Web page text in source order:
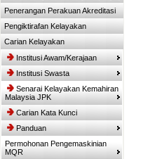
Penerangan Perakuan Akreditasi
Pengiktirafan Kelayakan
Carian Kelayakan
Institusi Awam/Kerajaan
Institusi Swasta
Senarai Kelayakan Kemahiran
Malaysia JPK
Carian Kata Kunci
Panduan
Permohonan Pengemaskinian
MQR